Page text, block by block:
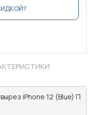
iPhone 12 (Blue) П